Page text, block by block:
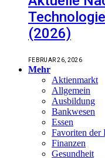
(2026)
FEBRUAR 26, 2026
Mehr
Aktienmarkt
Allgemein
Ausbildung
Bankwesen
Essen
Favoriten der
Finanzen
Gesundheit